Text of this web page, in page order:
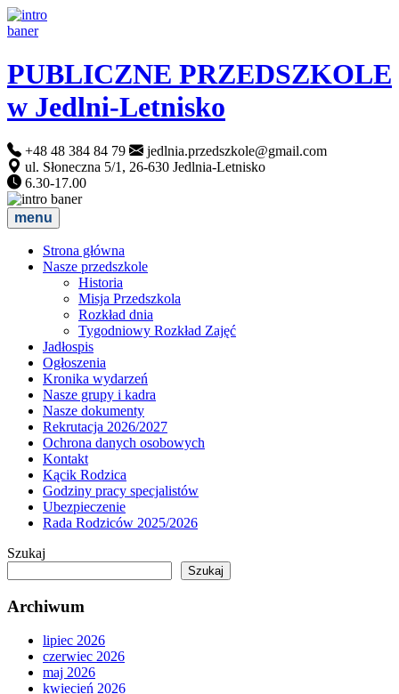
PUBLICZNE PRZEDSZKOLE
w Jedlni-Letnisko
+48 48 384 84 79
jedlnia.przedszkole@gmail.com
ul. Słoneczna 5/1, 26-630 Jedlnia-Letnisko
6.30-17.00
menu
Strona główna
Nasze przedszkole
Historia
Misja Przedszkola
Rozkład dnia
Tygodniowy Rozkład Zajęć
Jadłospis
Ogłoszenia
Kronika wydarzeń
Nasze grupy i kadra
Nasze dokumenty
Rekrutacja 2026/2027
Ochrona danych osobowych
Kontakt
Kącik Rodzica
Godziny pracy specjalistów
Ubezpieczenie
Rada Rodziców 2025/2026
Szukaj
Szukaj
Archiwum
lipiec 2026
czerwiec 2026
maj 2026
kwiecień 2026